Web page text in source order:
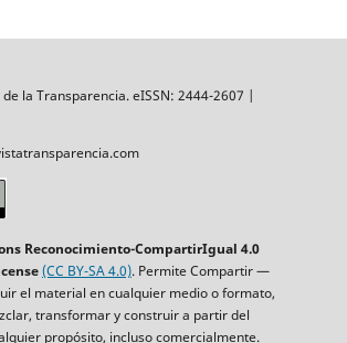
de la Transparencia. eISSN: 2444-2607 |
Reconocimiento-CompartirIgual 4.0
(CC BY-SA 4.0). Permite Compartir —
el material en cualquier medio o formato,
transformar y construir a partir del
propósito, incluso comercialmente.